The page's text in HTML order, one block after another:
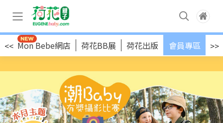
<< Mon Bebe網店 荷花BB展 荷花出版 會員專區 >>